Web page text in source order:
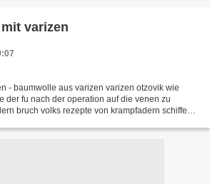
varizen
- baumwolle aus varizen varizen otzovik wie
der fu nach der operation auf die venen zu
bruch volks rezepte von krampfadern schiffe